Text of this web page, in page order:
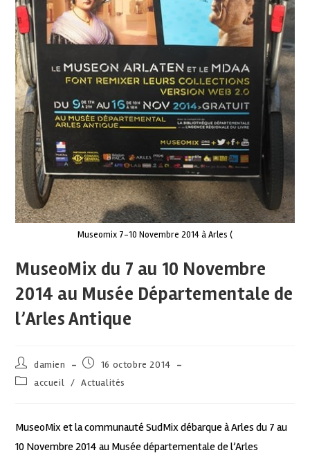
Museomix 7-10 Novembre 2014 à Arles (
MuseoMix du 7 au 10 Novembre
2014 au Musée Départementale de
l’Arles Antique
damien
16 octobre 2014
accueil / Actualités
MuseoMix et la communauté SudMix débarque à Arles du 7 au
10 Novembre 2014 au Musée départementale de l’Arles